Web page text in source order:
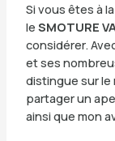
Si vous êtes à
le SMOTURE
considérer.
et ses
distingue sur le
partager un
ainsi que mon